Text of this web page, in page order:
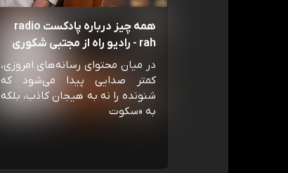
همه چیز درباره پادکست radio
rah - رادیو راه از مجتبی شکوری
در میان محتوای رسانه‌های امروزی،
کمتر صدایی پیدا می‌شود که
شنونده را نه به هیجان کاذب، بلکه
به «سکوت